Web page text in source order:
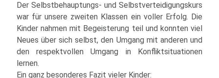
Der Selbstbehauptungs- und Selbstverteidigungskurs
war für unsere zweiten Klassen ein voller Erfolg. Die
Kinder nahmen mit Begeisterung teil und konnten viel
Neues über sich selbst, den Umgang mit anderen und
den respektvollen Umgang in Konfliktsituationen
lernen.
Ein ganz besonderes Fazit vieler Kinder: